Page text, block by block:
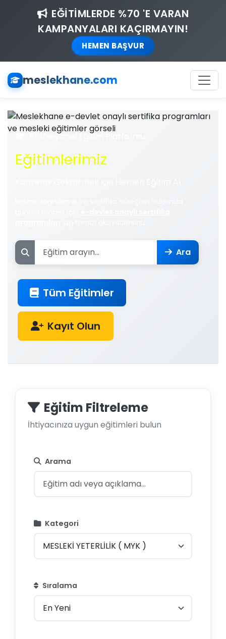
EĞİTİMLERDE %70 'E VARAN
KAMPANYALARI KAÇIRMAYIN!
HEMEN BAŞVUR
meslekhane.com
Profesyonel Eğitim Platformu
Eğitimlerimiz
Ara
Tüm Eğitimler
Kayıt Olun
Eğitim Filtreleme
İhtiyacınıza uygun eğitimleri bulun
Arama
Kategori
Sıralama